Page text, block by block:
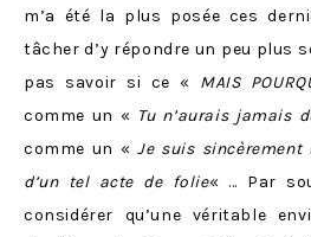
m’a été la plus posée ces
tâcher d’y répondre un peu plus
pas savoir si ce « MAIS
comme un « Tu n’aurais jamais
comme un «Je suis
d’un tel acte de folie« … Par
considérer qu’une véritable